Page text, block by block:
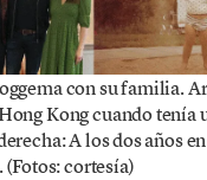
con su familia.
Kong cuando tenía
A los dos años
(Fotos: cortesía)